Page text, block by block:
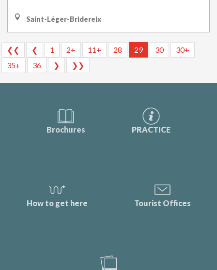
Saint-Léger-Bridereix
❮❮ ❮ 1 2+ 11+ 28 29 30
30+
35+
36 ❯ ❯❯
Brochures PRACTICE
How to get here Tourist Offices